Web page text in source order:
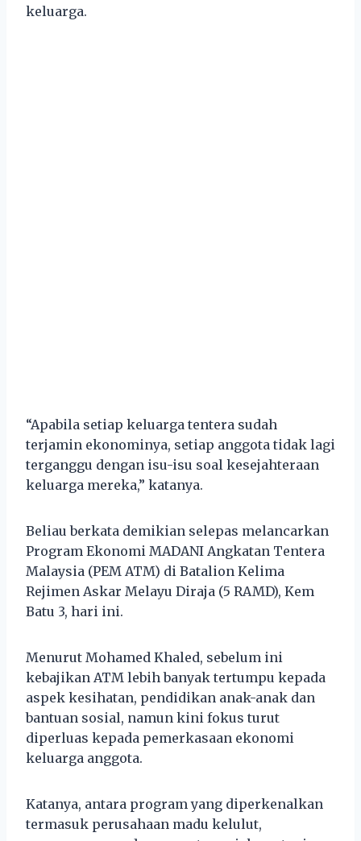
keluarga.
“Apabila setiap keluarga tentera sudah
terjamin ekonominya, setiap anggota tidak lagi
terganggu dengan isu-isu soal kesejahteraan
keluarga mereka,” katanya.
Beliau berkata demikian selepas melancarkan
Program Ekonomi MADANI Angkatan Tentera
Malaysia (PEM ATM) di Batalion Kelima
Rejimen Askar Melayu Diraja (5 RAMD), Kem
Batu 3, hari ini.
Menurut Mohamed Khaled, sebelum ini
kebajikan ATM lebih banyak tertumpu kepada
aspek kesihatan, pendidikan anak-anak dan
bantuan sosial, namun kini fokus turut
diperluas kepada pemerkasaan ekonomi
keluarga anggota.
Katanya, antara program yang diperkenalkan
termasuk perusahaan madu kelulut,